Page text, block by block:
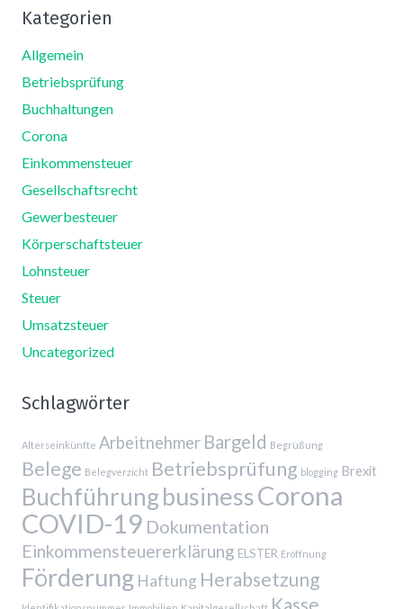
Kategorien
Allgemein
Betriebsprüfung
Buchhaltungen
Corona
Einkommensteuer
Gesellschaftsrecht
Gewerbesteuer
Körperschaftsteuer
Lohnsteuer
Steuer
Umsatzsteuer
Uncategorized
Schlagwörter
Alterseinkünfte Arbeitnehmer Bargeld Begrüßung
Belege Belegverzicht Betriebsprüfung blogging Brexit
BuchführungbusinessCorona
COVID-19 Dokumentation
Einkommensteuererklärung ELSTER Eröffnung
Förderung Haftung Herabsetzung
Kasse